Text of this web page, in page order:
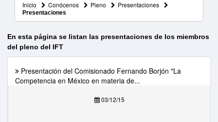
Inicio Conócenos Pleno Presentaciones
Presentaciones
En esta página se listan las presentaciones de los miembros
del pleno del IFT
Presentación del Comisionado Fernando Borjón "La
Competencia en México en materia de...
03/12/15